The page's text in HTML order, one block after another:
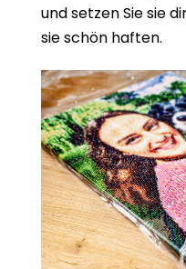
und setzen Sie sie
sie schön haften.